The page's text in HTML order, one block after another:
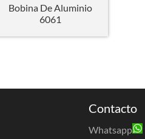
Bobina De Aluminio
6061
Contacto
Whatsapp